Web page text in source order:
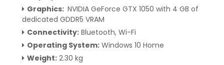
Graphics: NVIDIA GeForce GTX 1050 with 4 GB of
dedicated GDDR5 VRAM
Connectivity:Bluetooth, Wi-Fi
Operating System:Windows 10 Home
Weight:2.30 kg